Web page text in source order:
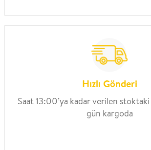
Hızlı Gönderi
Saat 13:00’ya kadar verilen stoktaki
gün kargoda